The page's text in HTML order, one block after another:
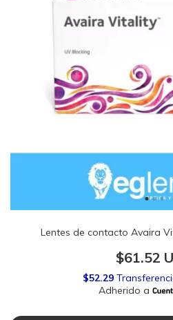
Lentes de contacto Avaira
$61.52